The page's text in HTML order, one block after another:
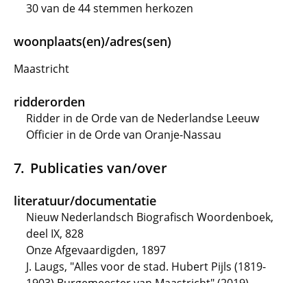
30 van de 44 stemmen herkozen
woonplaats(en)/adres(sen)
Maastricht
ridderorden
Ridder in de Orde van de Nederlandse Leeuw
Officier in de Orde van Oranje-Nassau
Publicaties van/over
literatuur/documentatie
Nieuw Nederlandsch Biografisch Woordenboek,
deel IX, 828
Onze Afgevaardigden, 1897
J. Laugs, "Alles voor de stad. Hubert Pijls (1819-